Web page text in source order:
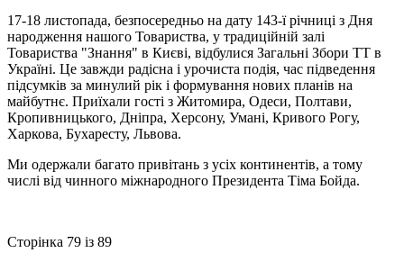
17-18 листопада, безпосередньо на дату 143-ї річниці з Дня
народження нашого Товариства, у традиційній залі
Товариства "Знання" в Києві, відбулися Загальні Збори ТТ в
Україні. Це завжди радісна і урочиста подія, час підведення
підсумків за минулий рік і формування нових планів на
майбутнє. Приїхали гості з Житомира, Одеси, Полтави,
Кропивницького, Дніпра, Херсону, Умані, Кривого Рогу,
Харкова, Бухаресту, Львова.
Ми одержали багато привітань з усіх континентів, а тому
числі від чинного міжнародного Президента Тіма Бойда.
Сторінка 79 із 89